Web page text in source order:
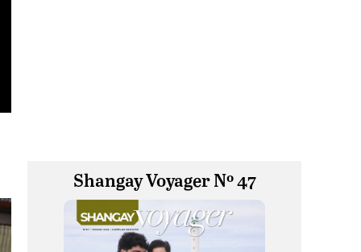
Shangay Voyager Nº 47